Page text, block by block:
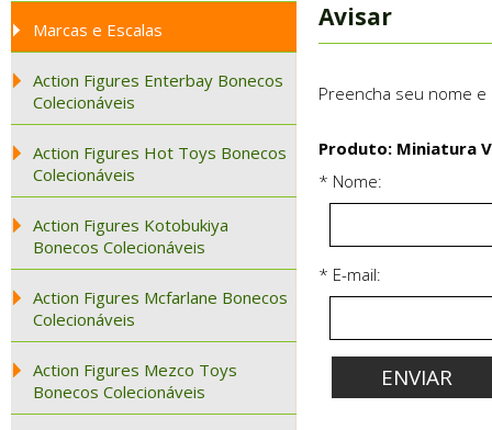
Marcas e Escalas
Action Figures Enterbay Bonecos
Colecionáveis
Action Figures Hot Toys Bonecos
Colecionáveis
Action Figures Kotobukiya
Bonecos Colecionáveis
Action Figures Mcfarlane Bonecos
Colecionáveis
Action Figures Mezco Toys
Bonecos Colecionáveis
Avisar
Preencha seu nome
Produto: Miniatura
* Nome:
* E-mail: